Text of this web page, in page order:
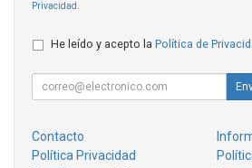
Privacidad
He leído y acepto la Política de
Contacto
Política Privacidad